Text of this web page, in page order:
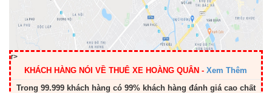
r>
KHÁCH HÀNG NÓI VỀ THUÊ XE HOÀNG QUÂN - Xem Thêm
Trong 99.999 khách hàng có 99% khách hàng đánh giá cao chất